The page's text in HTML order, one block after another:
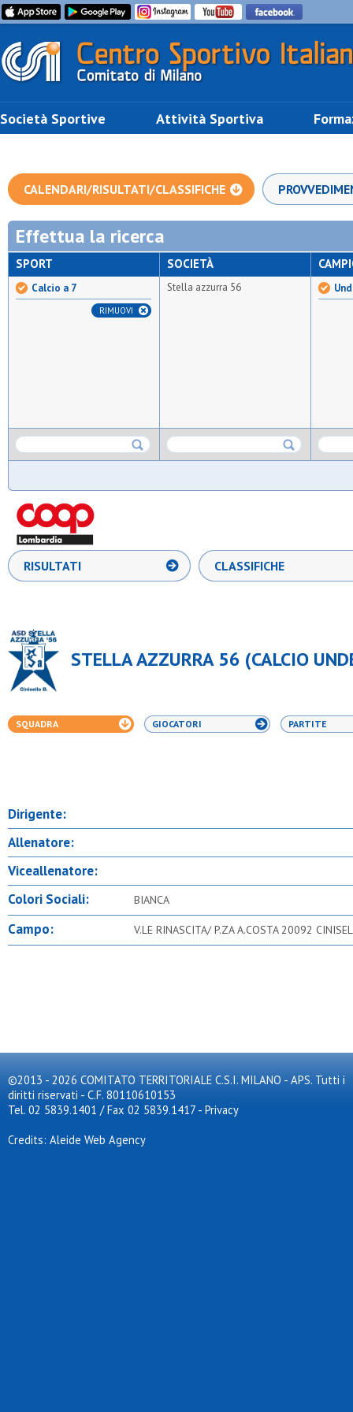
Società Sportive Attività Sportiva
CALENDARI/RISULTATI/CLASSIFICHE
Effettua la ricerca
SPORT
Calcio a 7
RIMUOVI
SOCIETÀ
Stella azzurra 56
RISULTATI CLASSIFICHE
STELLA AZZURRA 56 (CALCIO
SQUADRA GIOCATORI PARTITE
Dirigente:
Allenatore:
Viceallenatore:
Colori Sociali:
BIANCA
Campo: V.LE RINASCITA/ P.ZA A.COSTA 20092
©2013 - 2026 COMITATO TERRITORIALE C.S.I. MILANO - APS. Tutti i
diritti riservati - C.F. 80110610153
Tel. 02 5839.1401 / Fax 02 5839.1417 - Privacy
Credits: Aleide Web Agency